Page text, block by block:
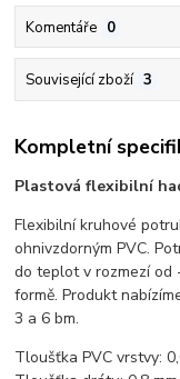
Komentáře 0
Související zboží 3
Kompletní
Plastová flexibilní
Flexibilní kruhové
ohnivzdorným PVC.
do teplot v rozmezí od
formě. Produkt
3 a 6 bm.
Tloušťka PVC vrstvy: